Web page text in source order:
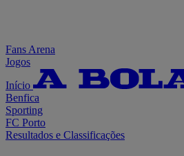
Fans Arena
Jogos
Início
Benfica
Sporting
FC Porto
Resultados e Classificações